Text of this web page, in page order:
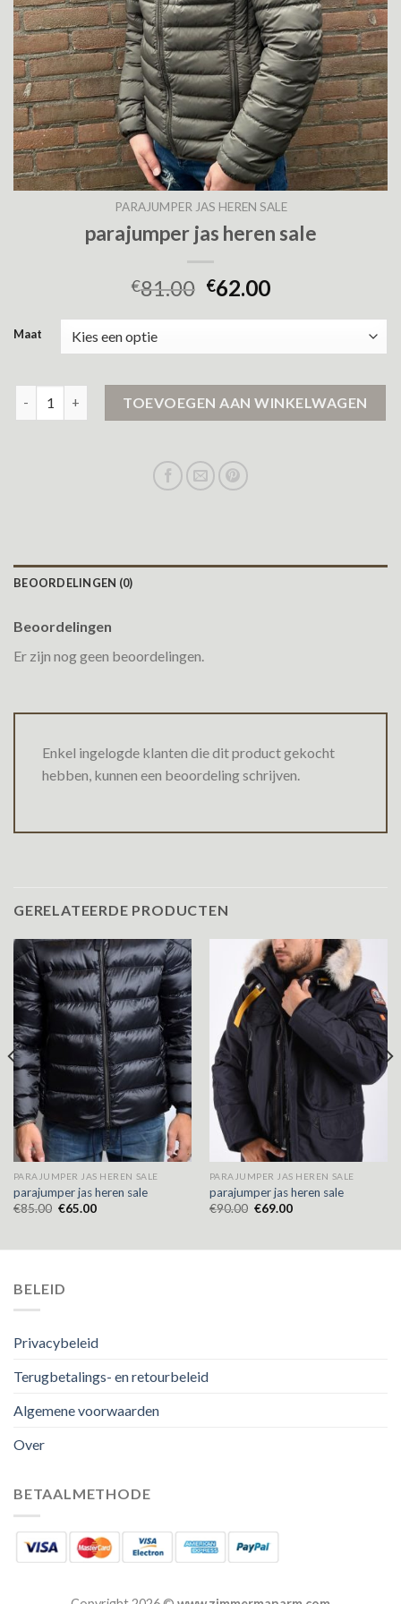
PARAJUMPER JAS HEREN SALE
parajumper jas heren sale
€81.00 €62.00
Maat
TOEVOEGEN AAN WINKELWAGEN
BEOORDELINGEN (0)
Beoordelingen
Er zijn nog geen beoordelingen.
Enkel ingelogde klanten die dit product gekocht
hebben, kunnen een beoordeling schrijven.
GERELATEERDE PRODUCTEN
PARAJUMPER JAS HEREN SALE
parajumper jas heren sale
€85.00 €65.00
PARAJUMPER JAS HEREN SALE
parajumper jas heren sale
€90.00 €69.00
BELEID
Privacybeleid
Terugbetalings- en retourbeleid
Algemene voorwaarden
Over
BETAALMETHODE